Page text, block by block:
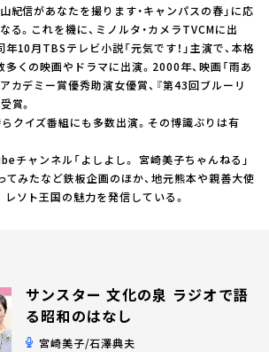
ッズ
紀信があなたを撮ります・キャンパスの春」に応
る。これを機に、ミノルタ・カメラTVCMに出
年10月TBSテレビ小説「元気です！」主演で、本格
多くの映画やドラマに出演。2000年、映画「雨あ
カデミー賞優秀助演女優賞、『第43回ブルーリ
賞。
クイズ番組にも多数出演。その博識ぶりは有
チャンネル「よしよし。 宮崎美子ちゃんねる」
てみたなど鉄板企画のほか、地元熊本や親善大使
ソト王国の魅力を発信している。
サンスター 文化の泉 ラジオで語
る昭和のはなし
宮崎美子/石澤典夫